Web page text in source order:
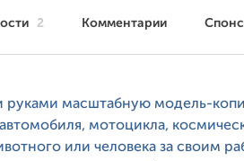
2 Комментарии
руками масштабную модель-
мотоцикла,
или человека за своим